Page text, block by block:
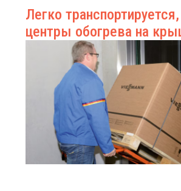
Легко
центры обогрева на